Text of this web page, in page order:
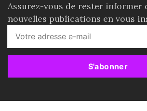
Assurez-vous de rester informer
nouvelles publications en vous
S'abonner